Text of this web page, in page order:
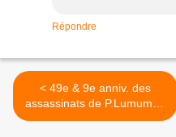
Répondre
< 49e & 9e anniv. des
assassinats de P.Lumumba
et de L. Kabila.